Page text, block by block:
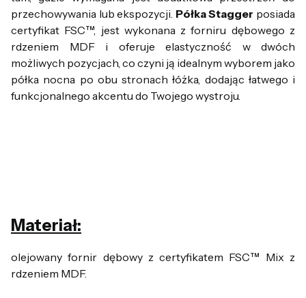
przechowywania lub ekspozycji. Półka Stagger posiada
certyfikat FSC™, jest wykonana z forniru dębowego z
rdzeniem MDF i oferuje elastyczność w dwóch
możliwych pozycjach, co czyni ją idealnym wyborem jako
półka nocna po obu stronach łóżka, dodając łatwego i
funkcjonalnego akcentu do Twojego wystroju.
Materiał:
olejowany fornir dębowy z certyfikatem FSC™ Mix z
rdzeniem MDF.